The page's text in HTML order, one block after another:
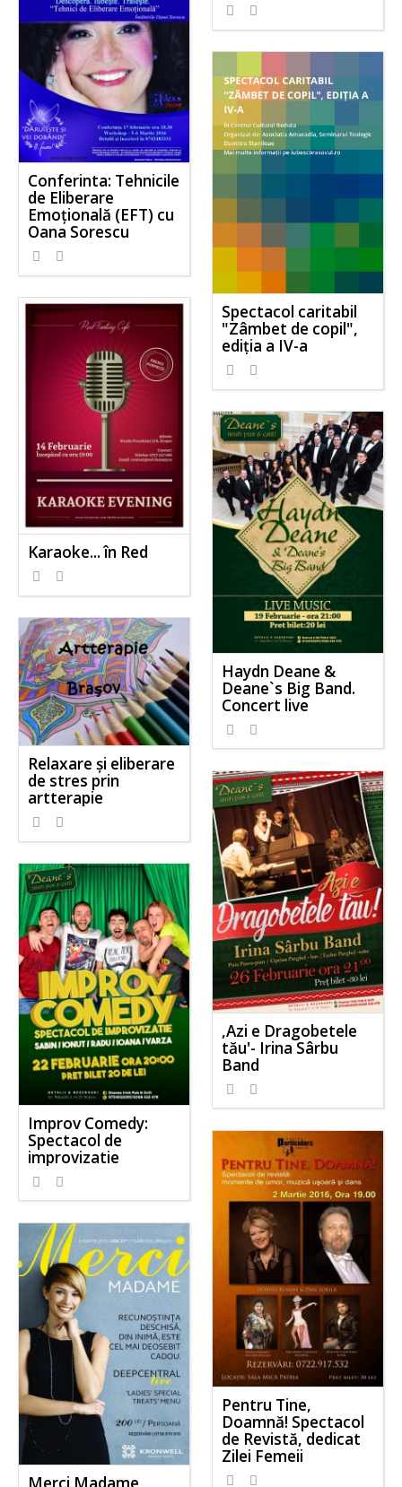
Conferinta: Tehnicile
de Eliberare
Emoțională (EFT) cu
Oana Sorescu
Spectacol caritabil
"Zâmbet de copil",
ediția a IV-a
Karaoke... în Red
Haydn Deane &
Deane`s Big Band.
Concert live
Relaxare şi eliberare
de stres prin
artterapie
,Azi e Dragobetele
tău'- Irina Sârbu
Band
Improv Comedy:
Spectacol de
improvizatie
Pentru Tine,
Doamnă! Spectacol
de Revistă, dedicat
Zilei Femeii
Merci Madame